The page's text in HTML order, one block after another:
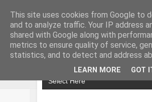
This site uses cookies from Google to
and to analyze traffic. Your IP address
shared with Google along with
metrics to ensure quality of service,
statistics, and to detect and address
LEARN MORE GOT